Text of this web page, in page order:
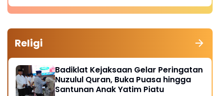
Religi
Badiklat Kejaksaan Gelar Peringatan
Nuzulul Quran, Buka Puasa hingga
Santunan Anak Yatim Piatu